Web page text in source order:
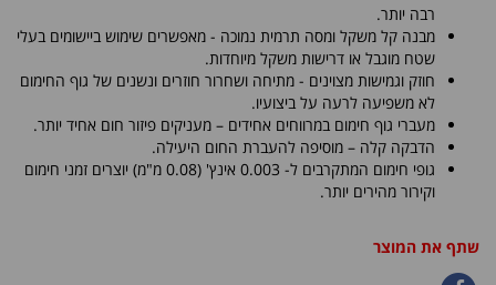
רבה יותר.
מבנה קל משקל ומסה תרמית נמוכה - מאפשרים שימוש ביישומים בעלי
שטח מוגבל או דרישות משקל מיוחדות.
חוזק וגמישות מצוינים - מתיחה ושחרור חוזרים ונשנים של גוף החימום
לא משפיעה לרעה על ביצועיו.
מעברי גוף חימום במרווחים אחידים – מעניקים פיזור חום אחיד יותר.
הדבקה קלה – מוסיפה להעברת החום היעילה.
גופי חימום המתקרבים ל- 0.003 אינץ' (0.08 מ"מ) יוצרים זמני חימום
וקירור מהירים יותר.
שתף את המוצר